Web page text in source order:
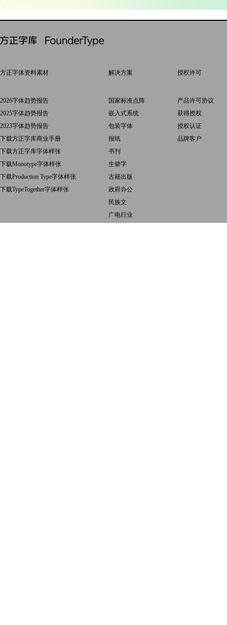
方正字体资料素材
2026字体趋势报告
2025字体趋势报告
2023字体趋势报告
下载方正字库商业手册
下载方正字库字体样张
下载Monotype字体样张
下载Production Type字体样张
下载TypeTogether字体样张
解决方案
国家标准点阵
嵌入式系统
包装字体
报纸
书刊
生僻字
古籍出版
政府办公
民族文
广电行业
授权许可
产品许可协议
获得授权
授权认证
品牌客户